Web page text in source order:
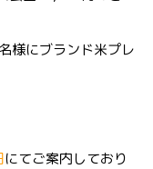
様にブランド米プレ
にてご案内しており